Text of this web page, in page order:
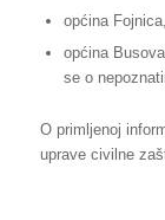
općina
općina
se o
O primljenoj
uprave civilne